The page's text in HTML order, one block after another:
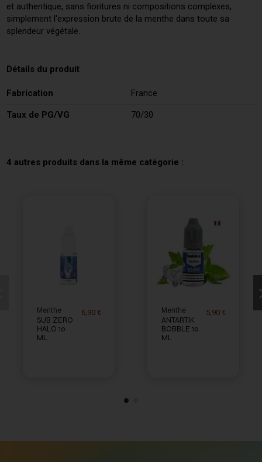
et authentique, sans fioritures ni compositions complexes,
simplement l'expression brute de la menthe dans toute sa
splendeur végétale.
Détails du produit
Fabrication France
Taux de PG/VG 70/30
4 autres produits dans la même catégorie :
Menthe
SUB ZERO
HALO 10
ML
6,90 € Menthe
ANTARTIK
BOBBLE 10
ML
5,90 €